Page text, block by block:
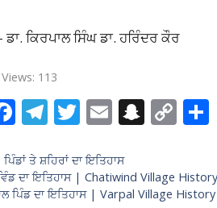
ਡਾ. ਕਿਰਪਾਲ ਸਿੰਘ ਡਾ. ਹਰਿੰਦਰ ਕੌਰ
113
F
e
b
T
e
gr
T
itt
er
E
ai
l
S
a
p
C
y e
ਪਿੰਡਾਂ ਤੇ ਸ਼ਹਿਰਾਂ ਦਾ ਇਤਿਹਾਸ
ਦਾ ਇਤਿਹਾਸ | Chatiwind Village History
ਪਿੰਡ ਦਾ ਇਤਿਹਾਸ | Varpal Village History